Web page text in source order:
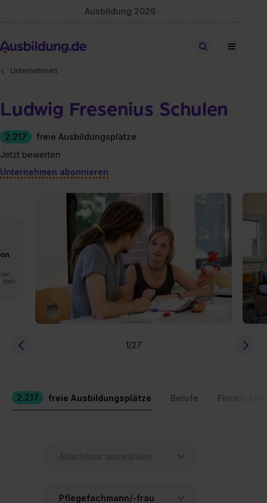
Ausbildung 2026
Stellen finden
Unternehmen
Ludwig Fresenius Schulen
2.217
freie Ausbildungsplätze
Jetzt bewerten
Unternehmen abonnieren
Mehr
1/27
2.217 freie Ausbildungsplätze Berufe Firmen-
Pflegefachmann/-frau